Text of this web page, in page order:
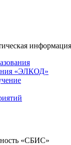
«ЭЛКОД»
«СБИС»